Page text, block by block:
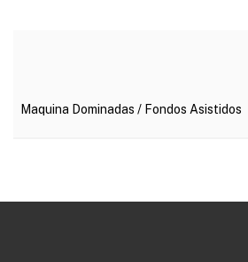
Maquina Dominadas / Fondos Asistidos